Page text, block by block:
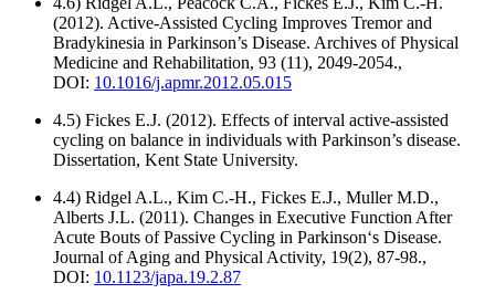
(2012). Active-Assisted Cycling Improves Tremor and
Bradykinesia in Parkinson’s Disease. Archives of Physical
Medicine and Rehabilitation, 93 (11), 2049-2054.,
DOI: 10.1016/j.apmr.2012.05.015
4.5) Fickes E.J. (2012). Effects of interval active-assisted
cycling on balance in individuals with Parkinson’s disease.
Dissertation, Kent State University.
4.4) Ridgel A.L., Kim C.-H., Fickes E.J., Muller M.D.,
Alberts J.L. (2011). Changes in Executive Function After
Acute Bouts of Passive Cycling in Parkinson‘s Disease.
Journal of Aging and Physical Activity, 19(2), 87-98.,
DOI: 10.1123/japa.19.2.87